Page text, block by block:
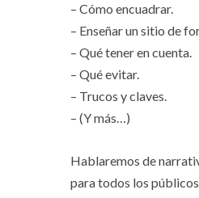
– Cómo encuadrar.
– Enseñar un sitio de
– Qué tener en cuenta.
– Qué evitar.
– Trucos y claves.
– (Y más…)
Hablaremos de
para todos los